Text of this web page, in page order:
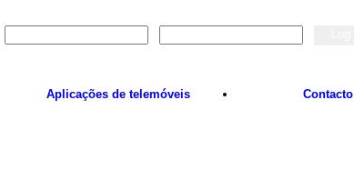
Aplicações de telemóveis Contacto